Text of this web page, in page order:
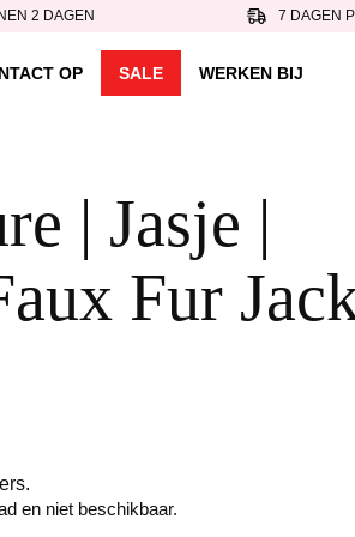
2 DAGEN 7 DAGEN
OP SALE WERKEN BIJ
| Jasje |
Fur
en niet beschikbaar.